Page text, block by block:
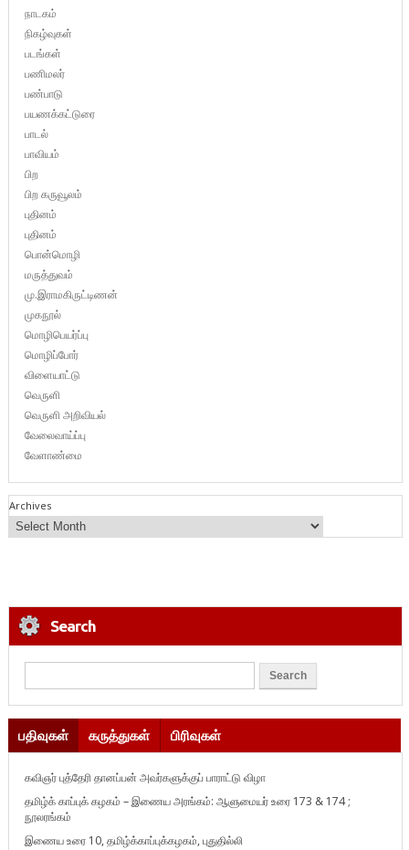
நாடகம்
நிகழ்வுகள்
படங்கள்
பணிமலர்
பண்பாடு
பயணக்கட்டுரை
பாடல்
பாவியம்
பிற
பிற கருவூலம்
புதினம்
புதினம்
பொன்மொழி
மருத்துவம்
மு.இராமகிருட்டிணன்
முகநூல்
மொழிபெயர்ப்பு
மொழிப்போர்
விளையாட்டு
வெருளி
வெருளி அறிவியல்
வேலைவாய்ப்பு
வேளாண்மை
Archives
Search
பதிவுகள் கருத்துகள் பிரிவுகள்
கவிஞர் புத்தேரி தானப்பன் அவர்களுக்குப் பாராட்டு விழா
தமிழ்க் காப்புக் கழகம் – இணைய அரங்கம்: ஆளுமையர் உரை 173 & 174 ;
நூலரங்கம்
இணைய உரை 10, தமிழ்க்காப்புக்கழகம், புதுதில்லி